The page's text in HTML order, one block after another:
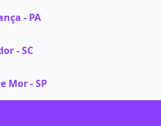
- PA
- SC
Mor - SP